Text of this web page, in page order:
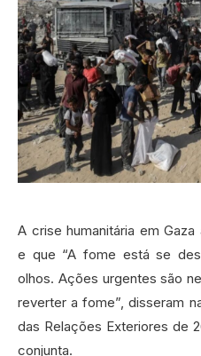
A crise humanitária em Gaza
e que “A fome está se
olhos. Ações urgentes são
reverter a fome”, disseram
das Relações Exteriores de
conjunta.